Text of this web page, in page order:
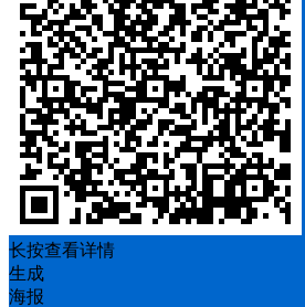
长按查看详情
生成
海报